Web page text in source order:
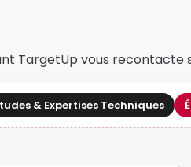
TargetUp vous
& Expertises Techniques